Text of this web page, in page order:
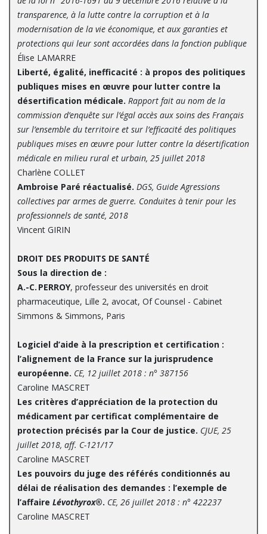
transparence, à la lutte contre la corruption et à la
modernisation de la vie économique, et aux garanties et
protections qui leur sont accordées dans la fonction publique
Élise LAMARRE
Liberté, égalité, inefficacité : à propos des politiques
publiques mises en œuvre pour lutter contre la
désertification médicale. Rapport fait au nom de la
commission d’enquête sur l’égal accès aux soins des Français
sur l’ensemble du territoire et sur l’efficacité des politiques
publiques mises en œuvre pour lutter contre la désertification
médicale en milieu rural et urbain, 25 juillet 2018
Charlène COLLET
Ambroise Paré réactualisé. DGS, Guide Agressions
collectives par armes de guerre. Conduites à tenir pour les
professionnels de santé, 2018
Vincent GIRIN
DROIT DES PRODUITS DE SANTÉ
Sous la direction de :
A.-C. PERROY, professeur des universités en droit
pharmaceutique, Lille 2, avocat, Of Counsel - Cabinet
Simmons & Simmons, Paris
Logiciel d’aide à la prescription et certification :
l’alignement de la France sur la jurisprudence
européenne. CE, 12 juillet 2018 : n° 387156
Caroline MASCRET
Les critères d’appréciation de la protection du
médicament par certificat complémentaire de
protection précisés par la Cour de justice. CJUE, 25
juillet 2018, aff. C-121/17
Caroline MASCRET
Les pouvoirs du juge des référés conditionnés au
délai de réalisation des demandes : l’exemple de
l’affaire Lévothyrox®. CE, 26 juillet 2018 : n° 422237
Caroline MASCRET